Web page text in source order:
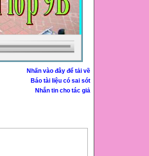
Nhấn vào đây để tải về
Báo tài liệu có sai sót
Nhắn tin cho tác giả